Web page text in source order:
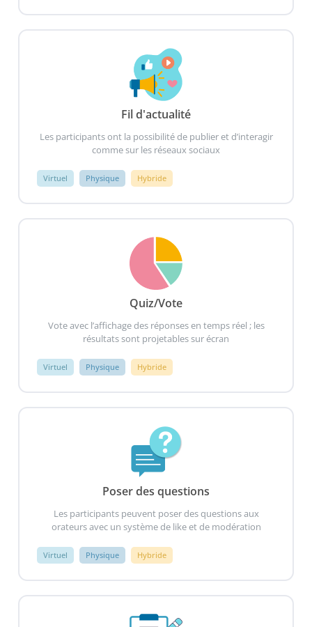
Fil d'actualité
Les participants ont la possibilité de publier et d’interagir
comme sur les réseaux sociaux
Virtuel Physique Hybride
Quiz/Vote
Vote avec l’affichage des réponses en temps réel ; les
résultats sont projetables sur écran
Virtuel Physique Hybride
Poser des questions
Les participants peuvent poser des questions aux
orateurs avec un système de like et de modération
Virtuel Physique Hybride